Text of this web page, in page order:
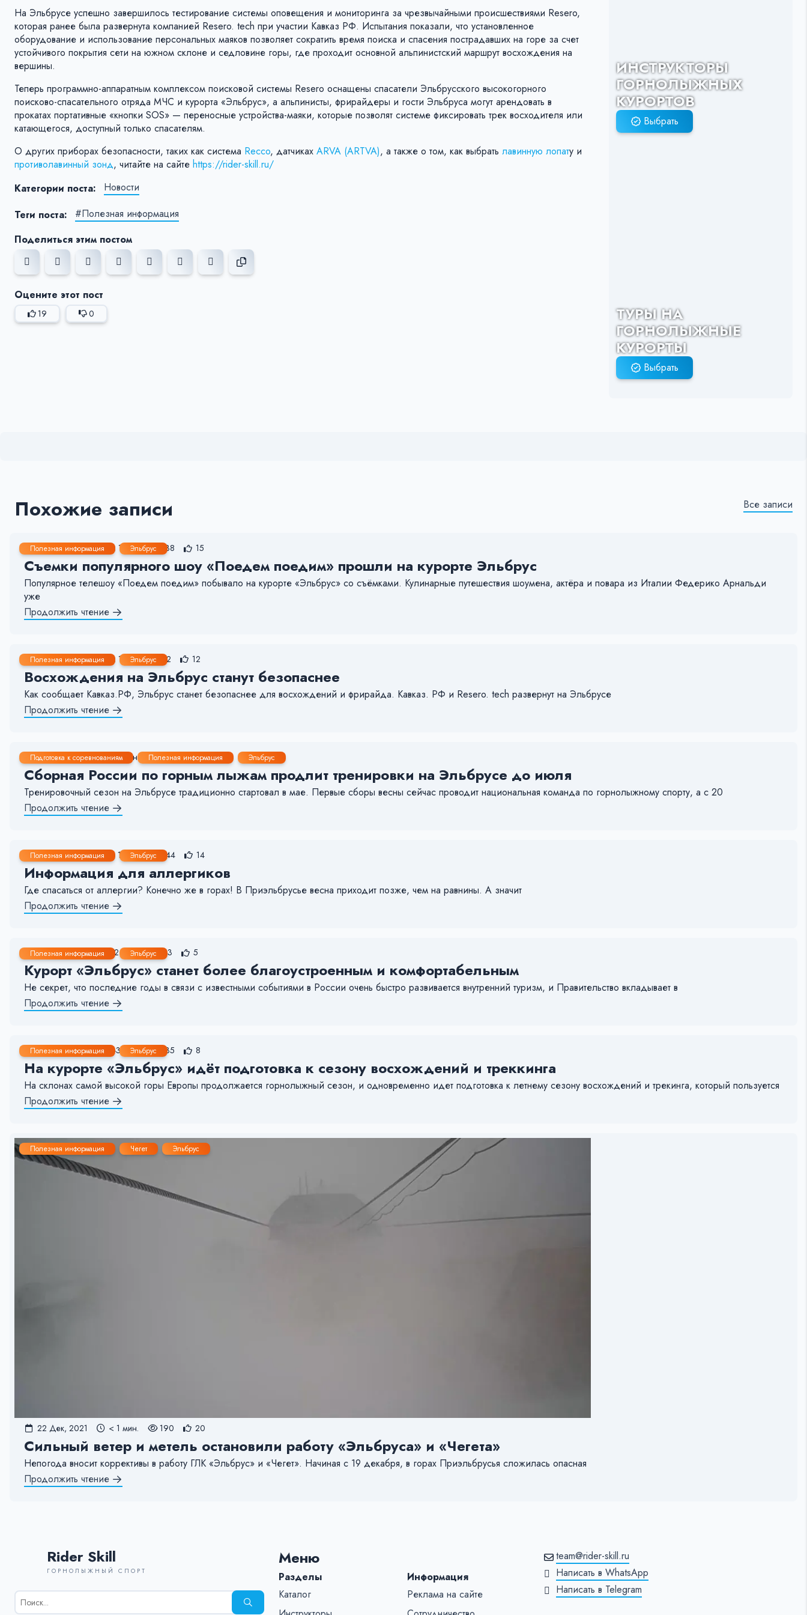
На Эльбрусе успешно завершилось тестирование системы оповещения и мониторинга за чрезвычайными происшествиями Resero,
которая ранее была развернута компанией Resero. tech при участии Кавказ РФ. Испытания показали, что установленное
оборудование и использование персональных маяков позволяет сократить время поиска и спасения пострадавших на горе за счет
устойчивого покрытия сети на южном склоне и седловине горы, где проходит основной альпинистский маршрут восхождения на
вершины.
Теперь программно-аппаратным комплексом поисковой системы Resero оснащены спасатели Эльбрусского высокогорного
поисково-спасательного отряда МЧС и курорта «Эльбрус», а альпинисты, фрирайдеры и гости Эльбруса могут арендовать в
прокатах портативные «кнопки SOS» — переносные устройства-маяки, которые позволят системе фиксировать трек восходителя или
катающегося, доступный только спасателям.
О других приборах безопасности, таких как система Recco, датчиках ARVA (ARTVA), а также о том, как выбрать лавинную лопату и
противолавинный зонд, читайте на сайте https://rider-skill.ru/
Категории поста:
Новости
Теги поста:
#Полезная информация
Поделиться этим постом
Оцените этот пост
19 0
ИНСТРУКТОРЫ
ГОРНОЛЫЖНЫХ
КУРОРТОВ
Выбрать
ТУРЫ НА
ГОРНОЛЫЖНЫЕ
КУРОРТЫ
Выбрать
Похожие записи Все записи
Полезная информация Эльбрус
21 Июн, 2022 < 1 мин. 138 15
Съемки популярного шоу «Поедем поедим» прошли на курорте Эльбрус
Популярное телешоу «Поедем поедим» побывало на курорте «Эльбрус» со съёмками. Кулинарные путешествия шоумена, актёра и повара из Италии Федерико Арнальди
уже
Продолжить чтение
Полезная информация Эльбрус
30 Май, 2022 < 1 мин. 42 12
Восхождения на Эльбрус станут безопаснее
Как сообщает Кавказ.РФ, Эльбрус станет безопаснее для восхождений и фрирайда. Кавказ. РФ и Resero. tech развернут на Эльбрусе
Продолжить чтение
Подготовка к соревнованиям Полезная информация Эльбрус
23 Май, 2022 1-2 мин. 123 2
Сборная России по горным лыжам продлит тренировки на Эльбрусе до июля
Тренировочный сезон на Эльбрусе традиционно стартовал в мае. Первые сборы весны сейчас проводит национальная команда по горнолыжному спорту, а с 20
Продолжить чтение
Полезная информация Эльбрус
23 Май, 2022 < 1 мин. 244 14
Информация для аллергиков
Где спасаться от аллергии? Конечно же в горах! В Приэльбрусье весна приходит позже, чем на равнины. А значит
Продолжить чтение
Полезная информация Эльбрус
17 Май, 2022 1-2 мин. 103 5
Курорт «Эльбрус» станет более благоустроенным и комфортабельным
Не секрет, что последние годы в связи с известными событиями в России очень быстро развивается внутренний туризм, и Правительство вкладывает в
Продолжить чтение
Полезная информация Эльбрус
31 Мар, 2022 2-3 мин. 235 8
На курорте «Эльбрус» идёт подготовка к сезону восхождений и треккинга
На склонах самой высокой горы Европы продолжается горнолыжный сезон, и одновременно идет подготовка к летнему сезону восхождений и трекинга, который пользуется
Продолжить чтение
Полезная информация Чегет Эльбрус
22 Дек, 2021 < 1 мин. 190 20
Сильный ветер и метель остановили работу «Эльбруса» и «Чегета»
Непогода вносит коррективы в работу ГЛК «Эльбрус» и «Чегет». Начиная с 19 декабря, в горах Приэльбрусья сложилась опасная
Продолжить чтение
Rider Skill
ГОРНОЛЫЖНЫЙ СПОРТ
Результаты
поиска
Меню
Разделы
Каталог
Информация
Реклама на сайте
team@rider-skill.ru
Написать в WhatsApp
Написать в Telegram